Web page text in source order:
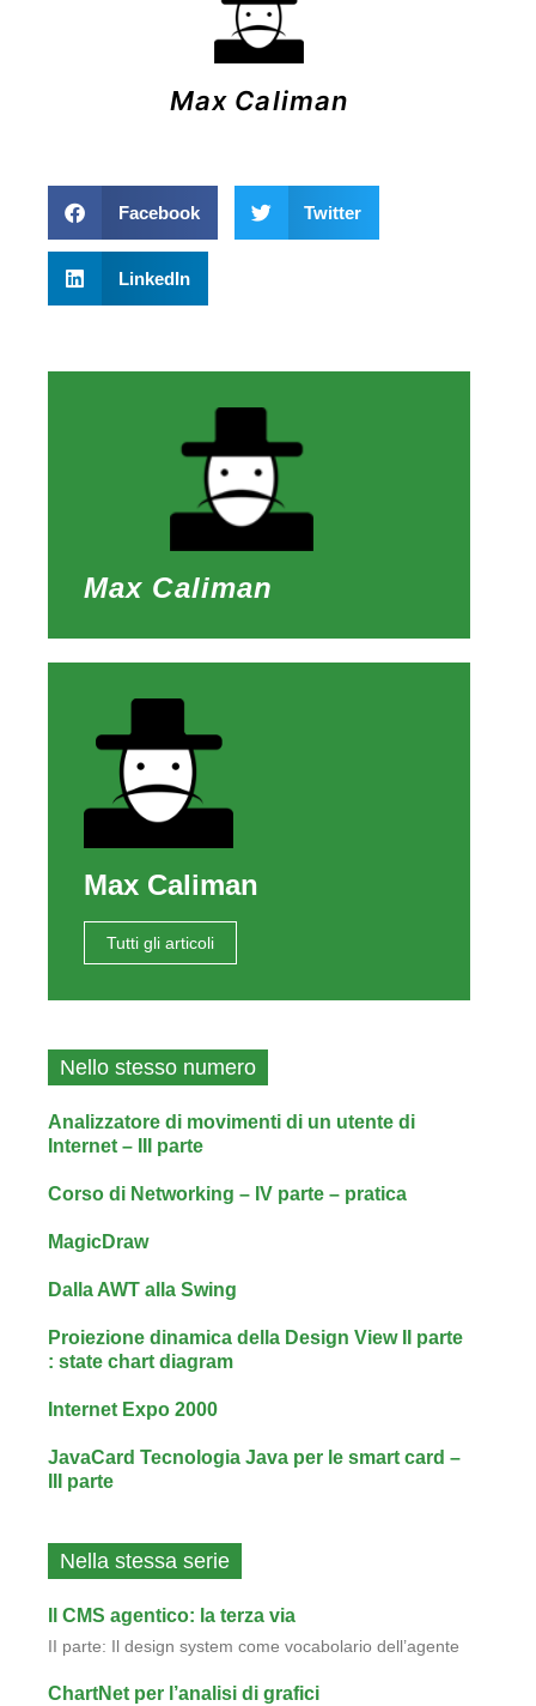
Max Caliman
Facebook Twitter
LinkedIn
Max Caliman
Max Caliman
Tutti gli articoli
Nello stesso numero
Analizzatore di movimenti di un utente di
Internet – III parte
Corso di Networking – IV parte – pratica
MagicDraw
Dalla AWT alla Swing
Proiezione dinamica della Design View II parte
: state chart diagram
Internet Expo 2000
JavaCard Tecnologia Java per le smart card –
III parte
Nella stessa serie
Il CMS agentico: la terza via
II parte: Il design system come vocabolario dell’agente
ChartNet per l’analisi di grafici